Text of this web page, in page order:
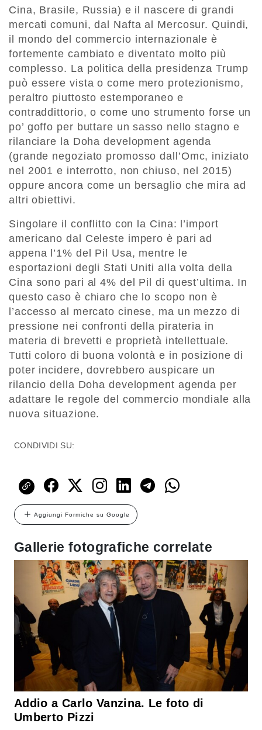
Cina, Brasile, Russia) e il nascere di grandi
mercati comuni, dal Nafta al Mercosur. Quindi,
il mondo del commercio internazionale è
fortemente cambiato e diventato molto più
complesso. La politica della presidenza Trump
può essere vista o come mero protezionismo,
peraltro piuttosto estemporaneo e
contraddittorio, o come uno strumento forse un
po’ goffo per buttare un sasso nello stagno e
rilanciare la Doha development agenda
(grande negoziato promosso dall’Omc, iniziato
nel 2001 e interrotto, non chiuso, nel 2015)
oppure ancora come un bersaglio che mira ad
altri obiettivi.
Singolare il conflitto con la Cina: l’import
americano dal Celeste impero è pari ad
appena l’1% del Pil Usa, mentre le
esportazioni degli Stati Uniti alla volta della
Cina sono pari al 4% del Pil di quest’ultima. In
questo caso è chiaro che lo scopo non è
l’accesso al mercato cinese, ma un mezzo di
pressione nei confronti della pirateria in
materia di brevetti e proprietà intellettuale.
Tutti coloro di buona volontà e in posizione di
poter incidere, dovrebbero auspicare un
rilancio della Doha development agenda per
adattare le regole del commercio mondiale alla
nuova situazione.
CONDIVIDI SU:
Aggiungi Formiche su Google
Gallerie fotografiche correlate
Addio a Carlo Vanzina. Le foto di
Umberto Pizzi